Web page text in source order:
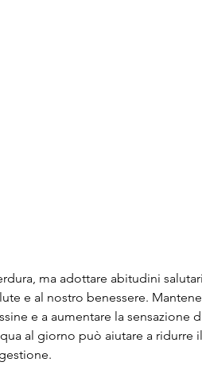
e al nostro benessere.
e a aumentare la sensazione
al giorno può aiutare a ridurre